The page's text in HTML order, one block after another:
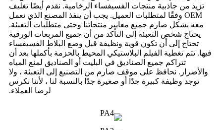
تزيد من جاذبية منتجات الفسيفساء الرخامية. نقدم أيضًا تغليف
OEM وفقًا لمتطلبات العميل. يجب أن ينفذ المصنع الذي نعمل
معه بشكل صارم جميع معايير منتجاتنا وحتى متطلبات التعبئة.
يحتاج شخص التعبئة إلى التأكد من أن جميع المربعات الورقية
تحتاج إلى أن تكون قوية ونظيفة قبل وضع البلاط الفسيفساء
فيها. تتم تغطية الفيلم البلاستيكي المحيط بالحزمة بأكملها بعد أن
تتراكم جميع الصناديق في البليت أو الصناديق لمنع المياه
والأضرار. نحافظ على موقف صارم من التصنيع إلى التعبئة ، ولا
توجد وظيفة كبيرة جدًا أو صغيرة جدًا بالنسبة لنا ، لأننا نكرس
لرضا العملاء.